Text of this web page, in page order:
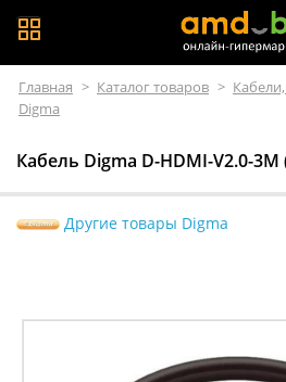
Главная > Каталог товаров >
Digma
Кабель Digma D-HDMI-V2.0-
Другие товары Digma